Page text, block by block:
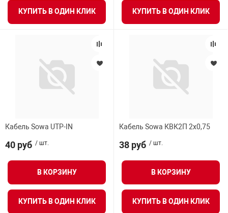
КУПИТЬ В ОДИН КЛИК КУПИТЬ В ОДИН КЛИК
Кабель Sowa UTP-IN
40 руб / шт.
В КОРЗИНУ
КУПИТЬ В ОДИН КЛИК
Кабель Sowa КВК2П 2х0,75
38 руб / шт.
В КОРЗИНУ
КУПИТЬ В ОДИН КЛИК